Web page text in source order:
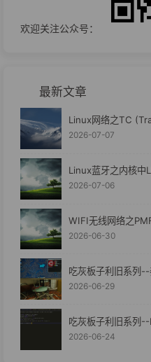
欢迎关注公众号：
最新文章
Linux网络之TC
2026-07-07
Linux蓝牙之内核中
2026-07-06
WIFI无线网络之
2026-06-30
吃灰板子利旧系列
2026-06-29
吃灰板子利旧系列
2026-06-24